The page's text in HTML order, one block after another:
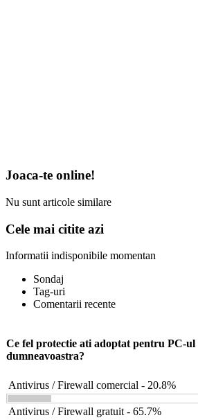
Joaca-te online!
Nu sunt articole similare
Cele mai citite azi
Informatii indisponibile momentan
Sondaj
Tag-uri
Comentarii recente
Ce fel protectie ati adoptat pentru PC-ul
dumneavoastra?
Antivirus / Firewall comercial - 20.8%
Antivirus / Firewall gratuit - 65.7%